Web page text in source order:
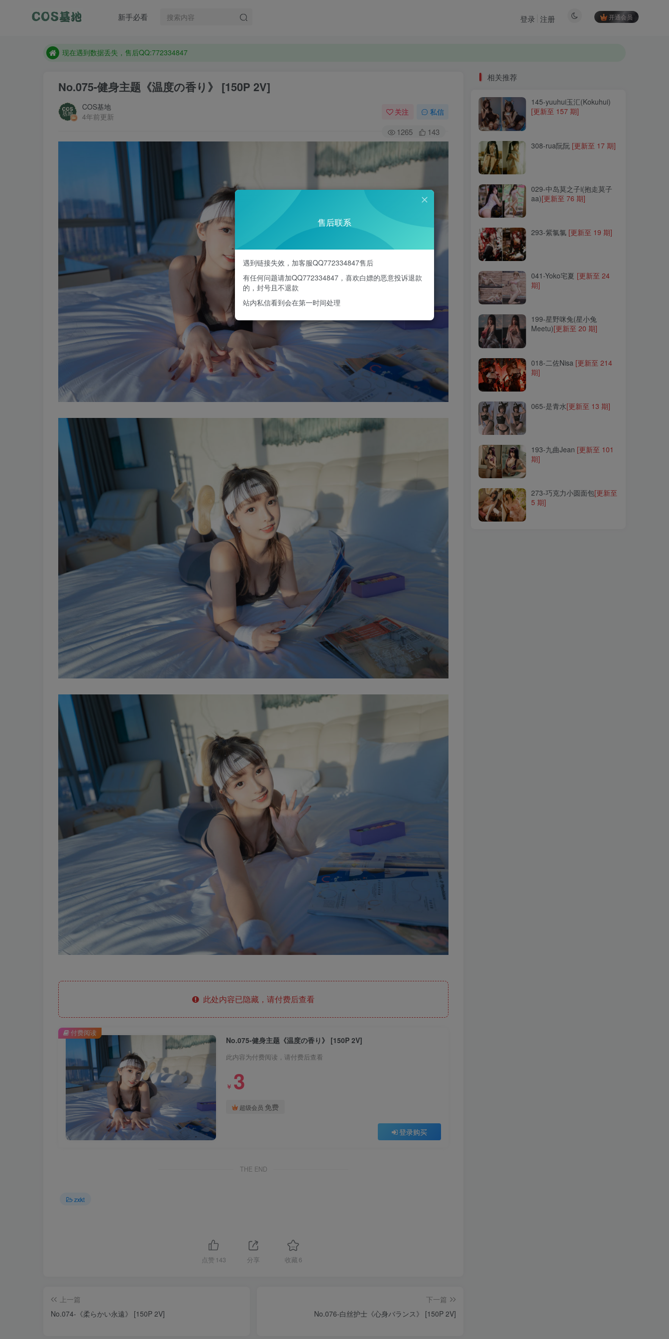
新手必看 开通会员
登录 注册
售后QQ:772334847
现在遇到数据丢失，售后QQ:772334847
想看那个coser作品，请在搜索框搜索
No.075-健身主题《温度の香り》 [150P 2V]
COS基地
4年前更新
关注 私信
1265 143
此处内容已隐藏，请付费后查看
No.075-健身主题《温度の香り》 [150P 2V]
此内容为付费阅读，请付费后查看
￥ 3
超级会员 免费
登录购买
付费阅读
THE END
zxkt
点赞 143 分享 收藏 6
上一篇
No.074-《柔らかい永遠》 [150P 2V]
下一篇
No.076-白丝护士《心身バランス》 [150P 2V]
293-紫氯氯 [更新至 19 期]
199-星野咪兔(星小兔
065-是青水
273-巧克力小圆面包
相关推荐
145-yuuhui玉汇(Kokuhui)
[更新至 157 期]
308-rua阮阮 [更新至 17 期]
029-中岛莫之子i(抱走莫子
aa)[更新至 76 期]
293-紫氯氯 [更新至 19 期]
041-Yoko宅夏 [更新至 24
期]
199-星野咪兔(星小兔
Meetu)[更新至 20 期]
018-二佐Nisa [更新至 214
期]
065-是青水[更新至 13 期]
193-九曲Jean [更新至 101
期]
273-巧克力小圆面包[更新至
5 期]
售后联系
遇到链接失效，加客服QQ772334847售后
有任何问题请加QQ772334847，喜欢白嫖的恶意投诉退款
的，封号且不退款
站内私信看到会在第一时间处理